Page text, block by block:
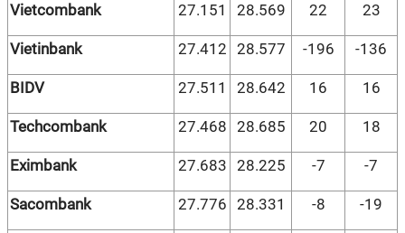
Vietcombank 27.151 28.569 22 23
Vietinbank 27.412 28.577 -196 -136
BIDV 27.511 28.642 16 16
Techcombank 27.468 28.685 20 18
Eximbank 27.683 28.225 -7 -7
Sacombank 27.776 28.331 -8 -19